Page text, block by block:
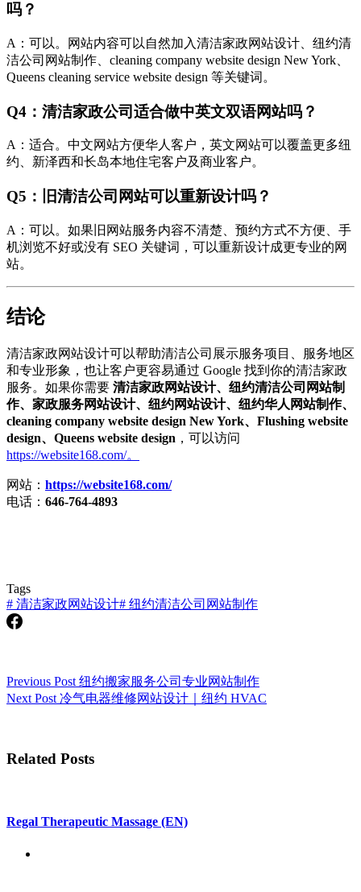
吗？
A：可以。网站内容可以自然加入清洁家政网站设计、纽约清
洁公司网站制作、cleaning company website design New York、
Queens cleaning service website design 等关键词。
Q4：清洁家政公司适合做中英文双语网站吗？
A：适合。中文网站方便华人客户，英文网站可以覆盖更多纽
约、新泽西和长岛本地住宅客户及商业客户。
Q5：旧清洁公司网站可以重新设计吗？
A：可以。如果旧网站服务内容不清楚、预约方式不方便、手
机浏览不好或没有 SEO 关键词，可以重新设计成更专业的网
站。
结论
清洁家政网站设计可以帮助清洁公司展示服务项目、服务地区
和专业形象，也让客户更容易通过 Google 找到你的清洁家政
服务。如果你需要 清洁家政网站设计、纽约清洁公司网站制
作、家政服务网站设计、纽约网站设计、纽约华人网站制作、
cleaning company website design New York、Flushing website
design、Queens website design ，可以访问
https://website168.com/。
网站： https://website168.com/
电话： 646-764-4893
Tags
# 清洁家政网站设计# 纽约清洁公司网站制作
Previous Post 纽约搬家服务公司专业网站制作
Next Post 冷气电器维修网站设计｜纽约 HVAC
Related Posts
Regal Therapeutic Massage (EN)